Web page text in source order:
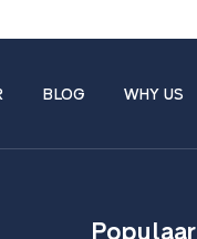
BLOG WHY US